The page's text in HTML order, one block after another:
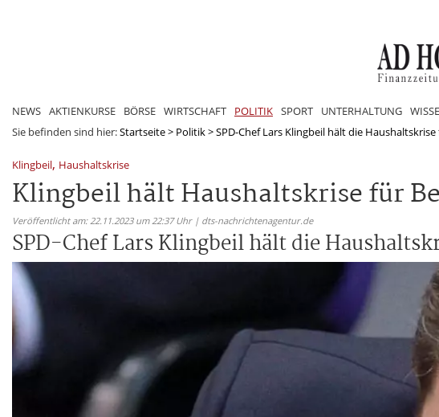
NEWS AKTIENKURSE BÖRSE WIRTSCHAFT POLITIK SPORT UNTERHALTUNG
Sie befinden sind hier:Startseite> Politik>SPD-Chef Lars Klingbeil hält die Haushaltskrise
Klingbeil, Haushaltskrise
Klingbeil hält Haushaltskrise für
Veröffentlicht am: 22.11.2023 um 22:37 Uhr | dts-nachrichtenagentur.de
SPD-Chef Lars Klingbeil hält die